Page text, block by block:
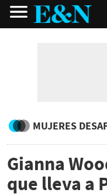
MUJERES
Gianna
que lleva a